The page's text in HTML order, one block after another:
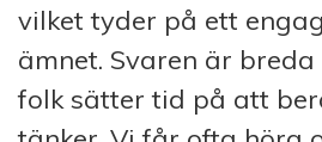
vilket tyder på ett
ämnet. Svaren är
folk sätter tid på att